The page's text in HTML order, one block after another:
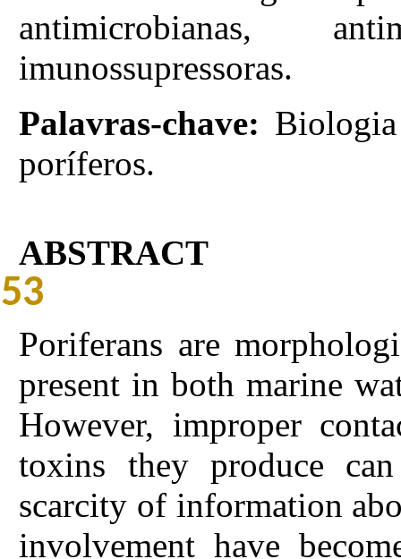
antimicrobianas,
imunossupressoras.
Palavras-chave:
poríferos.
ABSTRACT
53
Poriferans are
present in both marine
However, improper
toxins they produce
scarcity of information
involvement have